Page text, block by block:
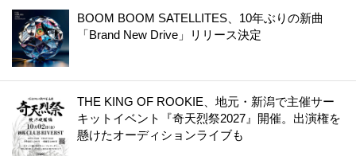
BOOM BOOM SATELLITES、10年ぶりの新曲
「Brand New Drive」リリース決定
THE KING OF ROOKIE、地元・新潟で主催サー
キットイベント『奇天烈祭2027』開催。出演権を
懸けたオーディションライブも